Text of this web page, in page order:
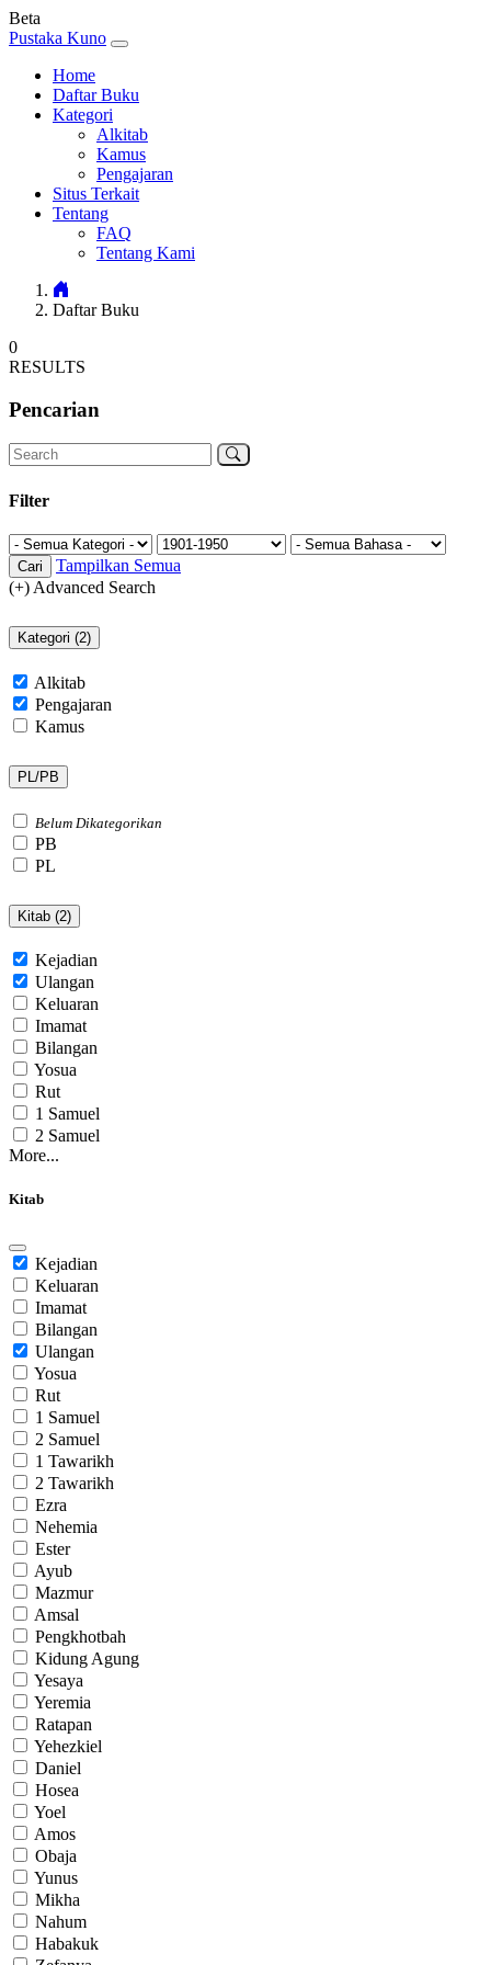
Beta
Pustaka Kuno
Home
Daftar Buku
Kategori
Alkitab
Kamus
Pengajaran
Situs Terkait
Tentang
FAQ
Tentang Kami
Daftar Buku
0
RESULTS
Pencarian
Filter
Cari
Tampilkan Semua
(+) Advanced Search
Kategori (2)
Alkitab
Pengajaran
Kamus
PL/PB
Belum Dikategorikan
PB
PL
Kitab (2)
Kejadian
Ulangan
Keluaran
Imamat
Bilangan
Yosua
Rut
1 Samuel
2 Samuel
More...
Kitab
Kejadian
Keluaran
Imamat
Bilangan
Ulangan
Yosua
Rut
1 Samuel
2 Samuel
1 Tawarikh
2 Tawarikh
Ezra
Nehemia
Ester
Ayub
Mazmur
Amsal
Pengkhotbah
Kidung Agung
Yesaya
Yeremia
Ratapan
Yehezkiel
Daniel
Hosea
Yoel
Amos
Obaja
Yunus
Mikha
Nahum
Habakuk